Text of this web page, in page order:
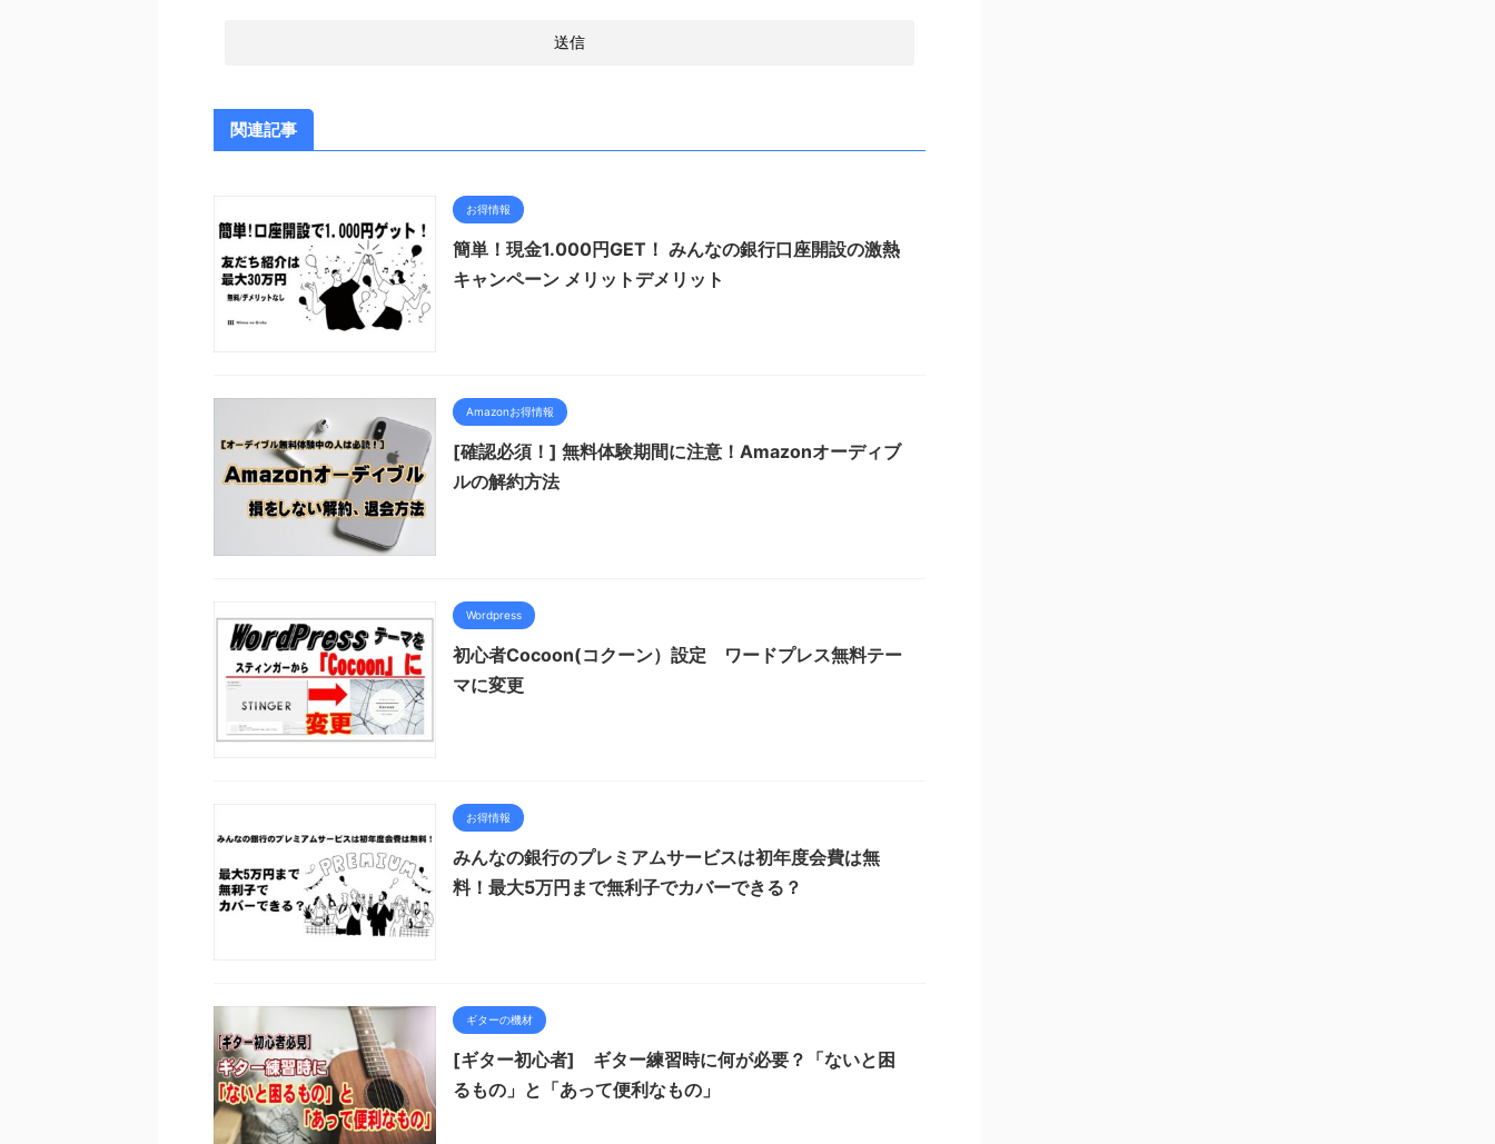
関連記事
お得情報
簡単！現金1.000円GET！ みんなの銀行口座開設の激熱
キャンペーン メリットデメリット
Amazonお得情報
[確認必須！] 無料体験期間に注意！Amazonオーディブ
ルの解約方法
Wordpress
初心者Cocoon(コクーン）設定 ワードプレス無料テー
マに変更
お得情報
みんなの銀行のプレミアムサービスは初年度会費は無
料！最大5万円まで無利子でカバーできる？
ギターの機材
[ギター初心者] ギター練習時に何が必要？「ないと困
るもの」と「あって便利なもの」